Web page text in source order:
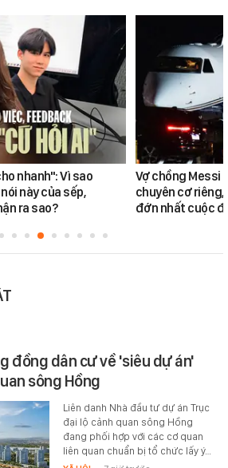
nhanh": Vì sao
này của sếp,
ra sao?
Vợ chồng Messi
chuyên cơ
đớn nhất cuộc
đồng dân cư về 'siêu dự án'
sông Hồng
Liên danh Nhà đầu tư dự án Trục
đại lộ cảnh quan sông Hồng
đang phối hợp với các cơ quan
liên quan chuẩn bị tổ chức lấy ý…